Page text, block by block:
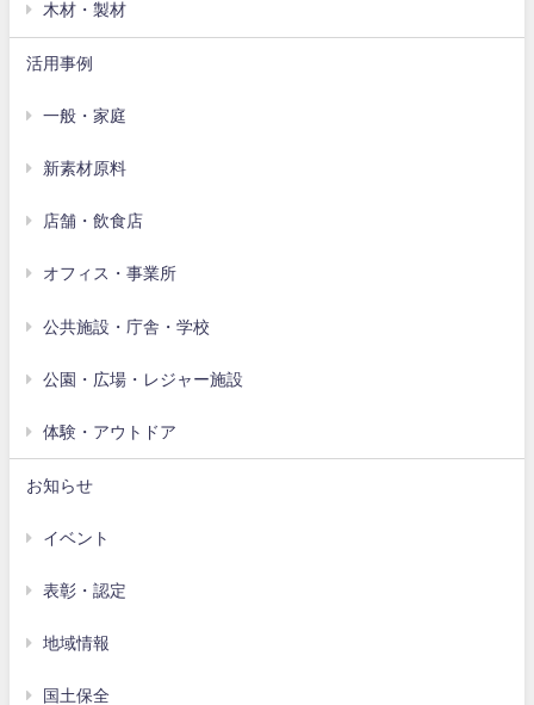
木材・製材
活用事例
一般・家庭
新素材原料
店舗・飲食店
オフィス・事業所
公共施設・庁舎・学校
公園・広場・レジャー施設
体験・アウトドア
お知らせ
イベント
表彰・認定
地域情報
国土保全